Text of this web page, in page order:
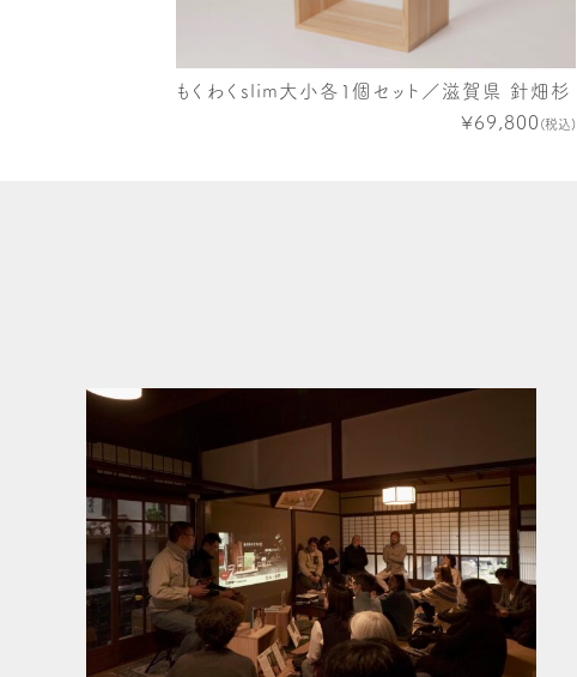
もくわくslim大小各１個セット／滋賀県 針畑杉
¥69,800 (税込)